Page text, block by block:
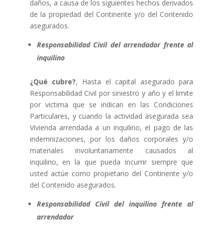
daños, a causa de los siguientes hechos derivados
de la propiedad del Continente y/o del Contenido
asegurados.
Responsabilidad Civil del arrendador frente al
inquilino
¿Qué cubre?, Hasta el capital asegurado para
Responsabilidad Civil por siniestro y año y el limite
por victima que se indican en las Condiciones
Particulares, y cuando la actividad asegurada sea
Vivienda arrendada a un inquilino, el pago de las
indemnizaciones, por los daños corporales y/o
materiales involuntariamente causados al
inquilino, en la que pueda incurrir siempre que
usted actúe como propietario del Continente y/o
del Contenido asegurados.
Responsabilidad Civil del inquilino frente al
arrendador